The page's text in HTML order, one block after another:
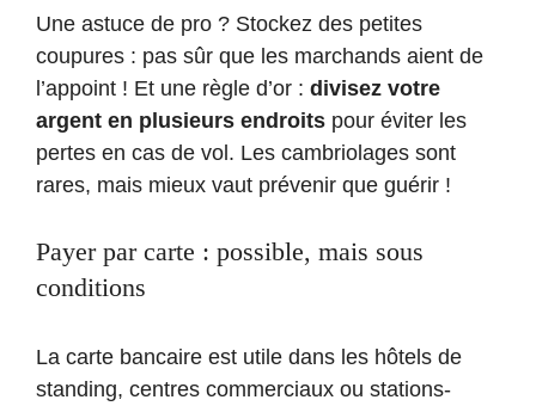
Une astuce de pro ? Stockez des petites
coupures : pas sûr que les marchands aient de
l’appoint ! Et une règle d’or : divisez votre
argent en plusieurs endroits pour éviter les
pertes en cas de vol. Les cambriolages sont
rares, mais mieux vaut prévenir que guérir !
Payer par carte : possible, mais sous
conditions
La carte bancaire est utile dans les hôtels de
standing, centres commerciaux ou stations-